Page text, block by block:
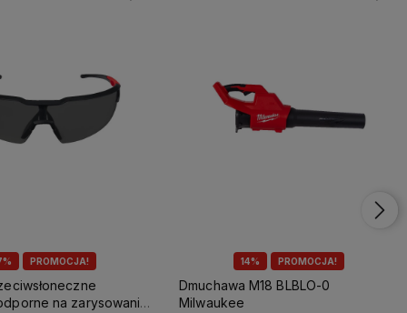
PROMOCJA!
na zarysowania
14% PROMOCJA!
Dmuchawa M18 BLBLO-0
Milwaukee